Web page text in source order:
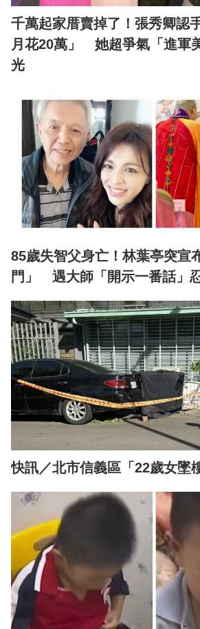
千萬起家厝賣掉了！張秀卿認
月花20萬」 她超爭氣「進軍
光
85歲失智父身亡！林葉亭突宣
門」 遇大師「開示一番話」
快訊／北市信義區「22歲女墜